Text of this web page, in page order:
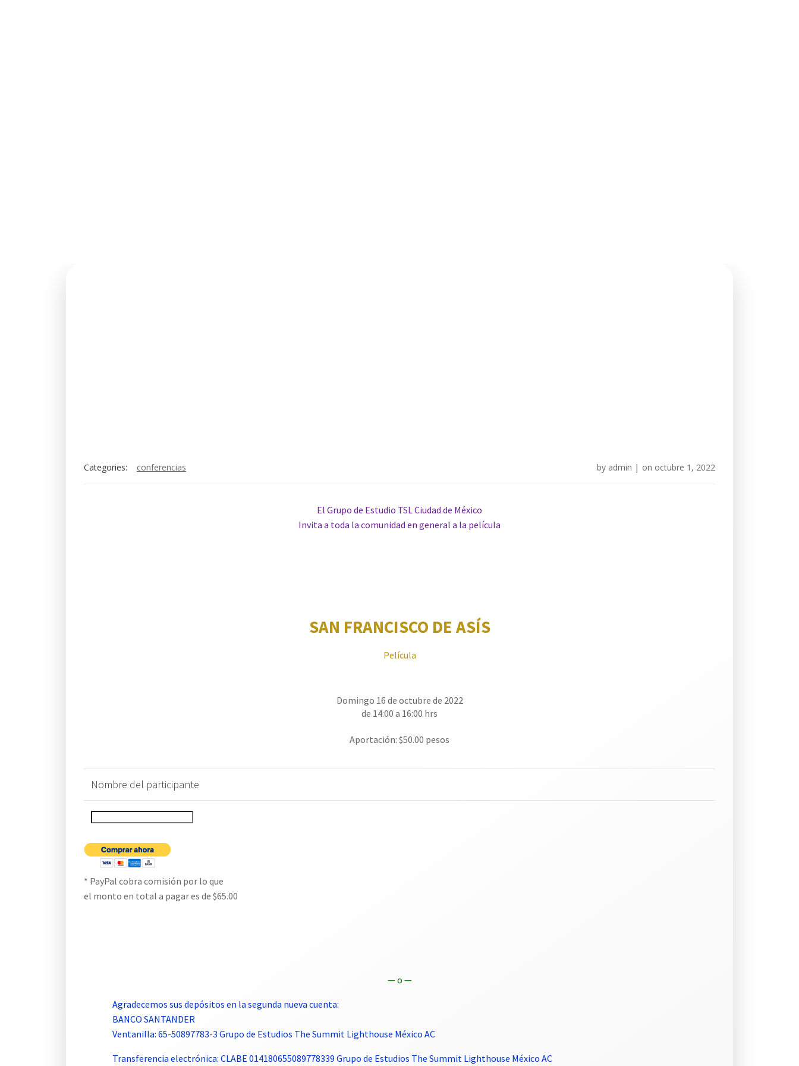
Categories: conferencias by admin | on octubre 1, 2022
El Grupo de Estudio TSL Ciudad de México
Invita a toda la comunidad en general a la película
SAN FRANCISCO DE ASÍS
Película
Domingo 16 de octubre de 2022
de 14:00 a 16:00 hrs
Aportación: $50.00 pesos
Nombre del participante
* PayPal cobra comisión por lo que
el monto en total a pagar es de $65.00
— o —
Agradecemos sus depósitos en la segunda nueva cuenta:
BANCO SANTANDER
Ventanilla: 65-50897783-3 Grupo de Estudios The Summit Lighthouse México AC
Transferencia electrónica: CLABE 014180655089778339 Grupo de Estudios The Summit Lighthouse México AC